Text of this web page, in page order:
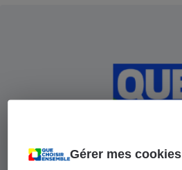
Gérer mes cookies